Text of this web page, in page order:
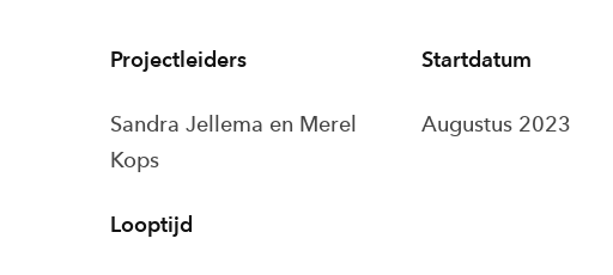
Projectleiders
Sandra Jellema en Merel
Kops
Startdatum
Augustus 2023
Looptijd